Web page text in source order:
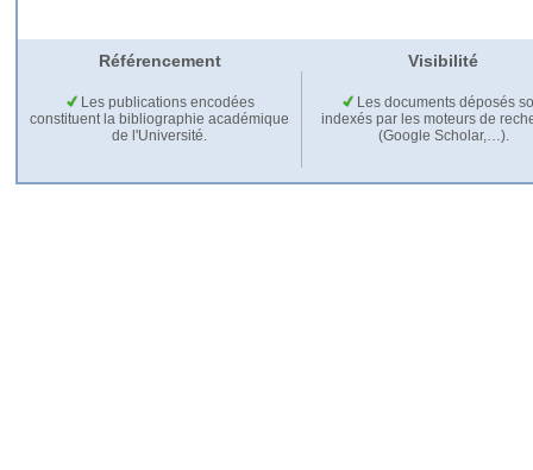
Référencement Visibilité
Les publications encodées
constituent la bibliographie académique
de l'Université.
Les documents déposés
indexés par les moteurs de
(Google Scholar,…).